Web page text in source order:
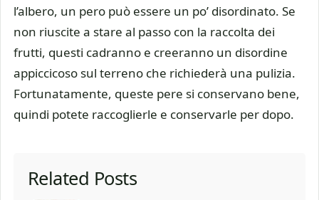
l’albero, un pero può essere un po’ disordinato. Se
non riuscite a stare al passo con la raccolta dei
frutti, questi cadranno e creeranno un disordine
appiccicoso sul terreno che richiederà una pulizia.
Fortunatamente, queste pere si conservano bene,
quindi potete raccoglierle e conservarle per dopo.
Related Posts